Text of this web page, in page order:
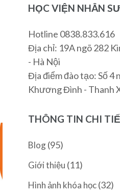
HỌC VIỆN NHÂN
Hotline 0838.833.616
Địa chỉ: 19A ngõ 282
- Hà Nội
Địa điểm đào tạo: Số 4
Khương Đình - Thanh
THÔNG TIN CHI
Blog(95)
Giới thiệu (11)
Hình ảnh khóa học(32)